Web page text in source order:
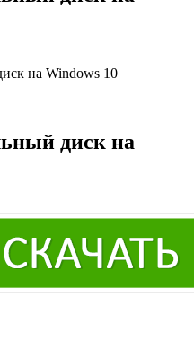
на Windows 10
диск на